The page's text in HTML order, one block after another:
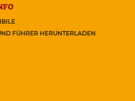
FÜHRER HERUNTERLADEN